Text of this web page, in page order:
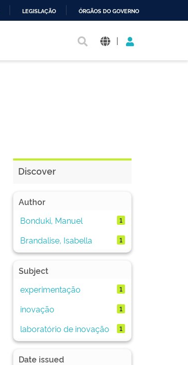
LEGISLAÇÃO ÓRGÃOS DO GOVERNO
|
Discover
Author
Bonduki, Manuel
1
Brandalise, Isabella 1
Subject
experimentação
1
inovação 1
laboratório de inovação 1
Date issued